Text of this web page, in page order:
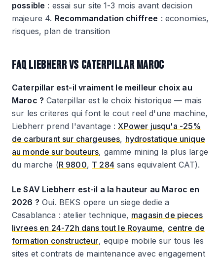
possible : essai sur site 1-3 mois avant decision
majeure 4. Recommandation chiffree : economies,
risques, plan de transition
FAQ LIEBHERR VS CATERPILLAR MAROC
Caterpillar est-il vraiment le meilleur choix au
Maroc ? Caterpillar est le choix historique — mais
sur les criteres qui font le cout reel d'une machine,
Liebherr prend l'avantage :XPower jusqu'a -25%
de carburant sur chargeuses, hydrostatique unique
au monde sur bouteurs, gamme mining la plus large
du marche (R 9800, T 284 sans equivalent CAT).
Le SAV Liebherr est-il a la hauteur au Maroc en
2026 ? Oui. BEKS opere un siege dedie a
Casablanca : atelier technique, magasin de pieces
livrees en 24-72h dans tout le Royaume, centre de
formation constructeur, equipe mobile sur tous les
sites et contrats de maintenance avec engagement